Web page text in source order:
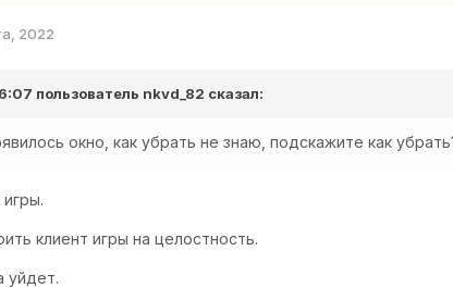
2022
пользователь nkvd_82 сказал:
окно, как убрать не знаю, подскажите как
клиент игры на целостность.
уйдет.